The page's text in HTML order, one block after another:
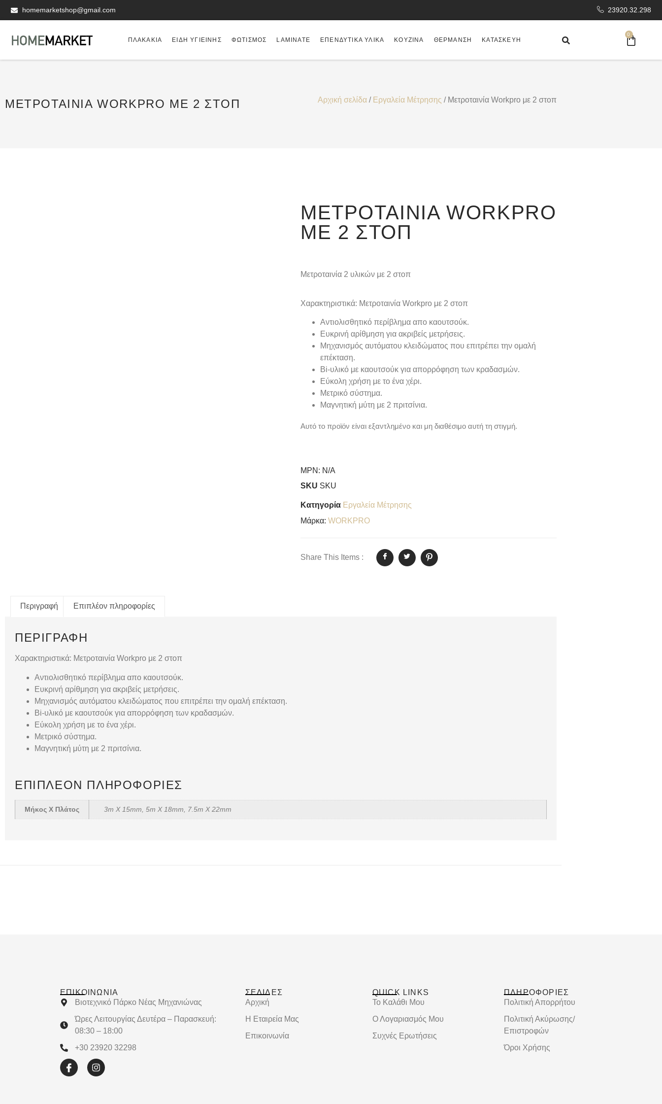
homemarketshop@gmail.com 23920.32.298
ΠΛΑΚΆΚΙΑ ΕΊΔΗ ΥΓΙΕΙΝΗΣ ΦΩΤΙΣΜΌΣ LAMINATE ΕΠΕΝΔΥΤΙΚΆ ΥΛΙΚΆ ΚΟΥΖΊΝΑ ΘΈΡΜΑΝΣΗ ΚΑΤΑΣΚΕΥΉ
0
ΜΕΤΡΟΤΑΙΝΊΑ WORKPRO ΜΕ 2 ΣΤΟΠ Αρχική σελίδα / Εργαλεία Μέτρησης / Μετροταινία Workpro με 2 στοπ
ΜΕΤΡΟΤΑΙΝΊΑ WORKPRO
ΜΕ 2 ΣΤΟΠ
Μετροταινία 2 υλικών με 2 στοπ
Χαρακτηριστικά: Μετροταινία Workpro με 2 στοπ
Αντιολισθητικό περίβλημα απο καουτσούκ.
Eυκρινή αρίθμηση για ακριβείς μετρήσεις.
Μηχανισμός αυτόματου κλειδώματος που επιτρέπει την ομαλή
επέκταση.
Bi-υλικό με καουτσούκ για απορρόφηση των κραδασμών.
Εύκολη χρήση με το ένα χέρι.
Μετρικό σύστημα.
Μαγνητική μύτη με 2 πριτσίνια.
Αυτό το προϊόν είναι εξαντλημένο και μη διαθέσιμο αυτή τη στιγμή.
MPN: N/A
SKU SKU
Κατηγορία Εργαλεία Μέτρησης
Μάρκα: WORKPRO
Share This Items :
Περιγραφή Επιπλέον πληροφορίες
ΠΕΡΙΓΡΑΦΉ
Χαρακτηριστικά: Μετροταινία Workpro με 2 στοπ
Αντιολισθητικό περίβλημα απο καουτσούκ.
Eυκρινή αρίθμηση για ακριβείς μετρήσεις.
Μηχανισμός αυτόματου κλειδώματος που επιτρέπει την ομαλή επέκταση.
Bi-υλικό με καουτσούκ για απορρόφηση των κραδασμών.
Εύκολη χρήση με το ένα χέρι.
Μετρικό σύστημα.
Μαγνητική μύτη με 2 πριτσίνια.
ΕΠΙΠΛΈΟΝ ΠΛΗΡΟΦΟΡΊΕΣ
Μήκος Χ Πλάτος 3m X 15mm, 5m X 18mm, 7.5m X 22mm
ΕΠΙΚΟΙΝΩΝΊΑ
Βιοτεχνικό Πάρκο Νέας Μηχανιώνας
Ώρες Λειτουργίας Δευτέρα – Παρασκευή:
08:30 – 18:00
+30 23920 32298
ΣΕΛΙΔΕΣ
Αρχική
Η Εταιρεία Μας
Επικοινωνία
QUICK LINKS
Το Καλάθι Μου
Ο Λογαριασμός Μου
Συχνές Ερωτήσεις
ΠΛΗΡΟΦΟΡΙΕΣ
Πολιτική Απορρήτου
Πολιτική Ακύρωσης/
Επιστροφών
Όροι Χρήσης